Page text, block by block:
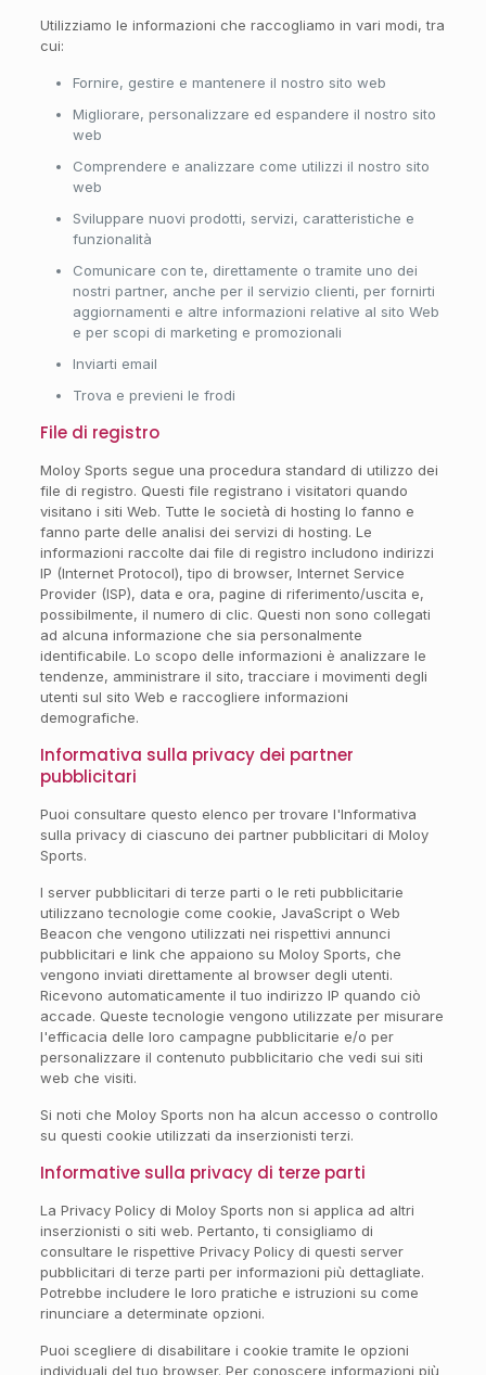
Utilizziamo le informazioni che raccogliamo in vari modi, tra
cui:
Fornire, gestire e mantenere il nostro sito web
Migliorare, personalizzare ed espandere il nostro sito
web
Comprendere e analizzare come utilizzi il nostro sito
web
Sviluppare nuovi prodotti, servizi, caratteristiche e
funzionalità
Comunicare con te, direttamente o tramite uno dei
nostri partner, anche per il servizio clienti, per fornirti
aggiornamenti e altre informazioni relative al sito Web
e per scopi di marketing e promozionali
Inviarti email
Trova e previeni le frodi
File di registro
Moloy Sports segue una procedura standard di utilizzo dei
file di registro. Questi file registrano i visitatori quando
visitano i siti Web. Tutte le società di hosting lo fanno e
fanno parte delle analisi dei servizi di hosting. Le
informazioni raccolte dai file di registro includono indirizzi
IP (Internet Protocol), tipo di browser, Internet Service
Provider (ISP), data e ora, pagine di riferimento/uscita e,
possibilmente, il numero di clic. Questi non sono collegati
ad alcuna informazione che sia personalmente
identificabile. Lo scopo delle informazioni è analizzare le
tendenze, amministrare il sito, tracciare i movimenti degli
utenti sul sito Web e raccogliere informazioni
demografiche.
Informativa sulla privacy dei partner
pubblicitari
Puoi consultare questo elenco per trovare l'Informativa
sulla privacy di ciascuno dei partner pubblicitari di Moloy
Sports.
I server pubblicitari di terze parti o le reti pubblicitarie
utilizzano tecnologie come cookie, JavaScript o Web
Beacon che vengono utilizzati nei rispettivi annunci
pubblicitari e link che appaiono su Moloy Sports, che
vengono inviati direttamente al browser degli utenti.
Ricevono automaticamente il tuo indirizzo IP quando ciò
accade. Queste tecnologie vengono utilizzate per misurare
l'efficacia delle loro campagne pubblicitarie e/o per
personalizzare il contenuto pubblicitario che vedi sui siti
web che visiti.
Si noti che Moloy Sports non ha alcun accesso o controllo
su questi cookie utilizzati da inserzionisti terzi.
Informative sulla privacy di terze parti
La Privacy Policy di Moloy Sports non si applica ad altri
inserzionisti o siti web. Pertanto, ti consigliamo di
consultare le rispettive Privacy Policy di questi server
pubblicitari di terze parti per informazioni più dettagliate.
Potrebbe includere le loro pratiche e istruzioni su come
rinunciare a determinate opzioni.
Puoi scegliere di disabilitare i cookie tramite le opzioni
individuali del tuo browser. Per conoscere informazioni più